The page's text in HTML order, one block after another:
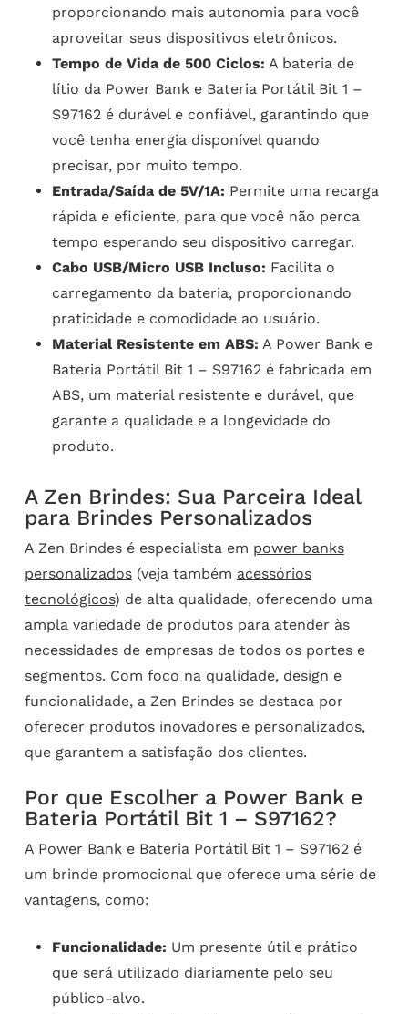
proporcionando mais autonomia para você
aproveitar seus dispositivos eletrônicos.
Tempo de Vida de 500 Ciclos: A bateria de
lítio da Power Bank e Bateria Portátil Bit 1 –
S97162 é durável e confiável, garantindo que
você tenha energia disponível quando
precisar, por muito tempo.
Entrada/Saída de 5V/1A: Permite uma recarga
rápida e eficiente, para que você não perca
tempo esperando seu dispositivo carregar.
Cabo USB/Micro USB Incluso: Facilita o
carregamento da bateria, proporcionando
praticidade e comodidade ao usuário.
Material Resistente em ABS: A Power Bank e
Bateria Portátil Bit 1 – S97162 é fabricada em
ABS, um material resistente e durável, que
garante a qualidade e a longevidade do
produto.
A Zen Brindes: Sua Parceira Ideal
para Brindes Personalizados
A Zen Brindes é especialista em power banks
personalizados(veja também acessórios
tecnológicos) de alta qualidade, oferecendo uma
ampla variedade de produtos para atender às
necessidades de empresas de todos os portes e
segmentos. Com foco na qualidade, design e
funcionalidade, a Zen Brindes se destaca por
oferecer produtos inovadores e personalizados,
que garantem a satisfação dos clientes.
Por que Escolher a Power Bank e
Bateria Portátil Bit 1 – S97162?
A Power Bank e Bateria Portátil Bit 1 – S97162 é
um brinde promocional que oferece uma série de
vantagens, como:
Funcionalidade: Um presente útil e prático
que será utilizado diariamente pelo seu
público-alvo.